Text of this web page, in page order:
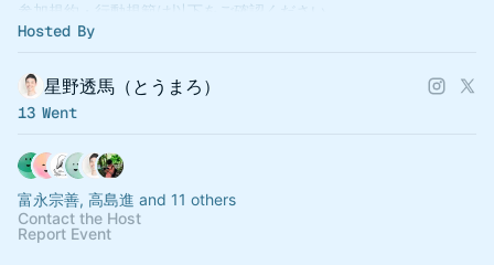
参加規約・行動規範は以下をご確認ください。
https://basalt-tricorne-0b8.notion.site/Notion-Gui…
Hosted By
星野透馬（とうまろ）
13 Went
富永宗善, 高島進 and 11 others
Contact the Host
Report Event